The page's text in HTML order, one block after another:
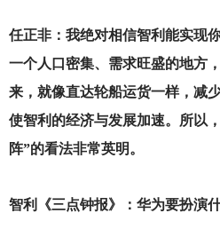
任正非：我绝对相信智利能实现
一个人口密集、需求旺盛的地方
来，就像直达轮船运货一样，减
使智利的经济与发展加速。所以
阵”的看法非常英明。
智利《三点钟报》：华为要扮演